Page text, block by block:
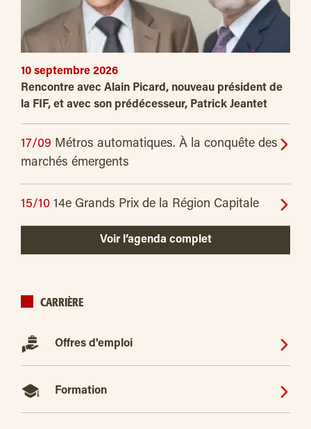
10 septembre 2026
Rencontre avec Alain Picard, nouveau président de
la FIF, et avec son prédécesseur, Patrick Jeantet
17/09 Métros automatiques. À la conquête des
marchés émergents
15/10 14e Grands Prix de la Région Capitale
Voir l’agenda complet
CARRIÈRE
Offres d'emploi
Formation